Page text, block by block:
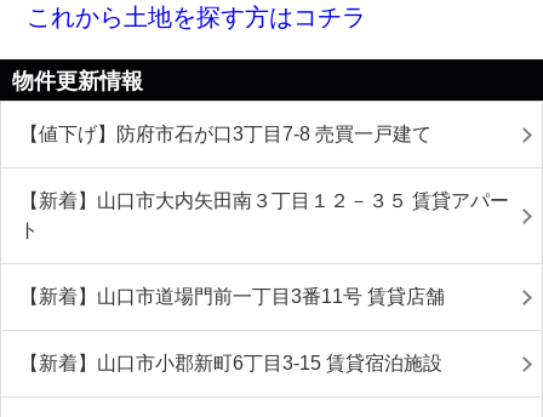
これから土地を探す方はコチラ
物件更新情報
【値下げ】防府市石が口3丁目7-8 売買一戸建て
【新着】山口市大内矢田南３丁目１２－３５ 賃貸アパー
ト
【新着】山口市道場門前一丁目3番11号 賃貸店舗
【新着】山口市小郡新町6丁目3-15 賃貸宿泊施設